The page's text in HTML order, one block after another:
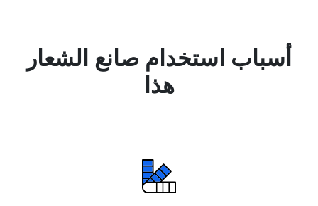
أسباب استخدام صانع الشعار
هذا